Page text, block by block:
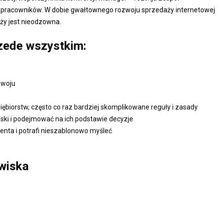
W dobie gwałtownego rozwoju sprzedaży internetowej
jest nieodzowna.
wszystkim:
często co raz bardziej skomplikowane reguły i zasady
i podejmować na ich podstawie decyzje
i potrafi nieszablonowo myśleć